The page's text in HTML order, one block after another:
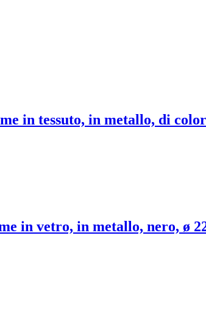
in tessuto, in metallo, di
in vetro, in metallo, nero, ø